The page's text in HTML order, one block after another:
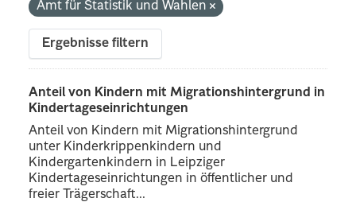
Amt für Statistik und Wahlen
Ergebnisse filtern
Anteil von Kindern mit Migrationshintergrund in
Kindertageseinrichtungen
Anteil von Kindern mit Migrationshintergrund
unter Kinderkrippenkindern und
Kindergartenkindern in Leipziger
Kindertageseinrichtungen in öffentlicher und
freier Trägerschaft...